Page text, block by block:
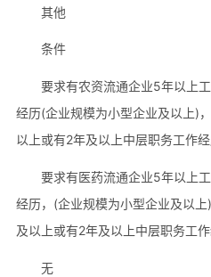
其他
条件
要求有农资流通企业5年以上
经历(企业规模为小型企业及以上)
以上或有2年及以上中层职务工作
要求有医药流通企业5年以上
经历，(企业规模为小型企业及以
及以上或有2年及以上中层职务工
无